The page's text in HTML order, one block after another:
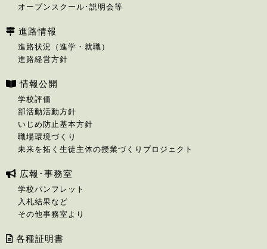
オープンスクール･説明会等
進路情報
進路状況（進学・就職）
進路経営方針
情報公開
学校評価
部活動活動方針
いじめ防止基本方針
職場環境づくり
未来を拓く生徒主体の授業づくりプロジェクト
広報･事務室
学校パンフレット
入札結果など
その他事務室より
各種証明書